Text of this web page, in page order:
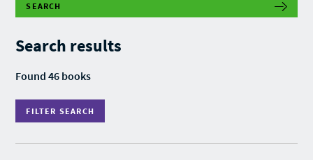
SEARCH
Search results
Found 46 books
FILTER SEARCH
F
T
S
A
R
C
D